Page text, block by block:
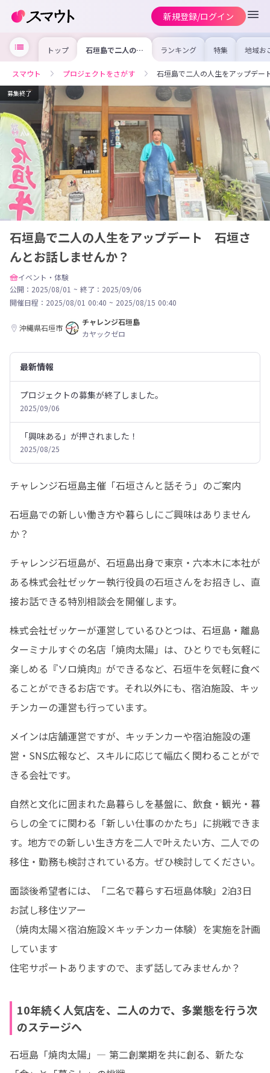
新規登録/ログイン
トップ 石垣島で二人の人
生をアップデー
話しませんか？
ランキング 特集 地域お
の求
を集め
事内容
を比較
合った
けよう
スマウト プロジェクトをさがす 石垣島で二人の人生をアップデ
募集終了
石垣島で二人の人生をアップデート 石垣さ
んとお話しませんか？
イベント・体験
公開：2025/08/01 ~ 終了：2025/09/06
開催日程： 2025/08/01 00:40 ~ 2025/08/15 00:40
沖縄県石垣市
チャレンジ石垣島
カヤックゼロ
最新情報
プロジェクトの募集が終了しました。
2025/09/06
「興味ある」が押されました！
2025/08/25
チャレンジ石垣島主催「石垣さんと話そう」のご案内
石垣島での新しい働き方や暮らしにご興味はありません
か？
チャレンジ石垣島が、石垣島出身で東京・六本木に本社が
ある株式会社ゼッケー執行役員の石垣さんをお招きし、直
接お話できる特別相談会を開催します。
株式会社ゼッケーが運営しているひとつは、石垣島・離島
ターミナルすぐの名店「焼肉太陽」は、ひとりでも気軽に
楽しめる『ソロ焼肉』ができるなど、石垣牛を気軽に食べ
ることができるお店です。それ以外にも、宿泊施設、キッ
チンカーの運営も行っています。
メインは店舗運営ですが、キッチンカーや宿泊施設の運
営・SNS広報など、スキルに応じて幅広く関わることがで
きる会社です。
自然と文化に囲まれた島暮らしを基盤に、飲食・観光・暮
らしの全てに関わる「新しい仕事のかたち」に挑戦できま
す。地方での新しい生き方を二人で叶えたい方、二人での
移住・勤務も検討されている方。ぜひ検討してください。
面談後希望者には、「二名で暮らす石垣島体験」2泊3日
お試し移住ツアー
（焼肉太陽×宿泊施設×キッチンカー体験）を実施を計画
しています
住宅サポートありますので、まず話してみませんか？
10年続く人気店を、二人の力で、多業態を行う次
のステージへ
石垣島「焼肉太陽」— 第二創業期を共に創る、新たな